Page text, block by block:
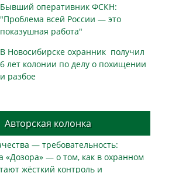
Бывший оперативник ФСКН:
"Проблема всей России — это
показушная работа"
В Новосибирске охранник получил
6 лет колонии по делу о похищении
и разбое
Авторская колонка
— требовательность:
«Дозора» — о том, как в охранном
жёсткий контроль и